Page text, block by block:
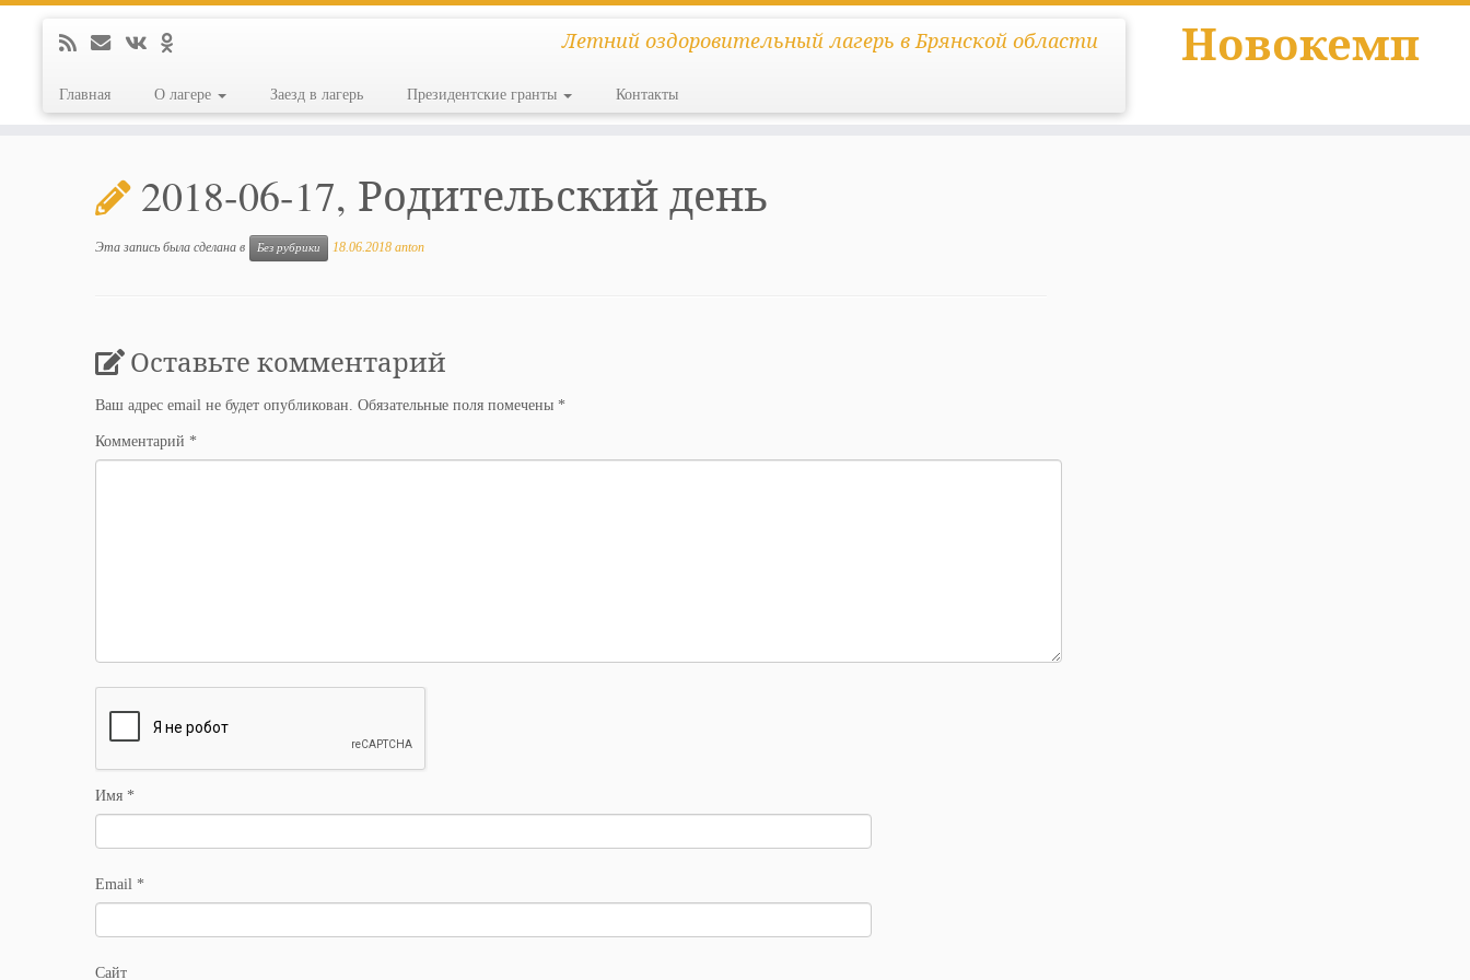
Новокемп
Летний оздоровительный лагерь в Брянской области
Главная О лагере Заезд в лагерь Президентские гранты Контакты
2018-06-17, Родительский день
Эта запись была сделана в Без рубрики 18.06.2018 anton
Оставьте комментарий
Ваш адрес email не будет опубликован. Обязательные поля помечены *
Комментарий *
Имя *
Email *
Сайт